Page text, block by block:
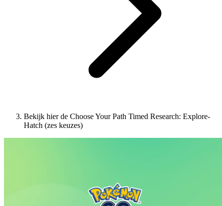
Bekijk hier de Choose Your Path Timed Research: Explore-
Hatch (zes keuzes)